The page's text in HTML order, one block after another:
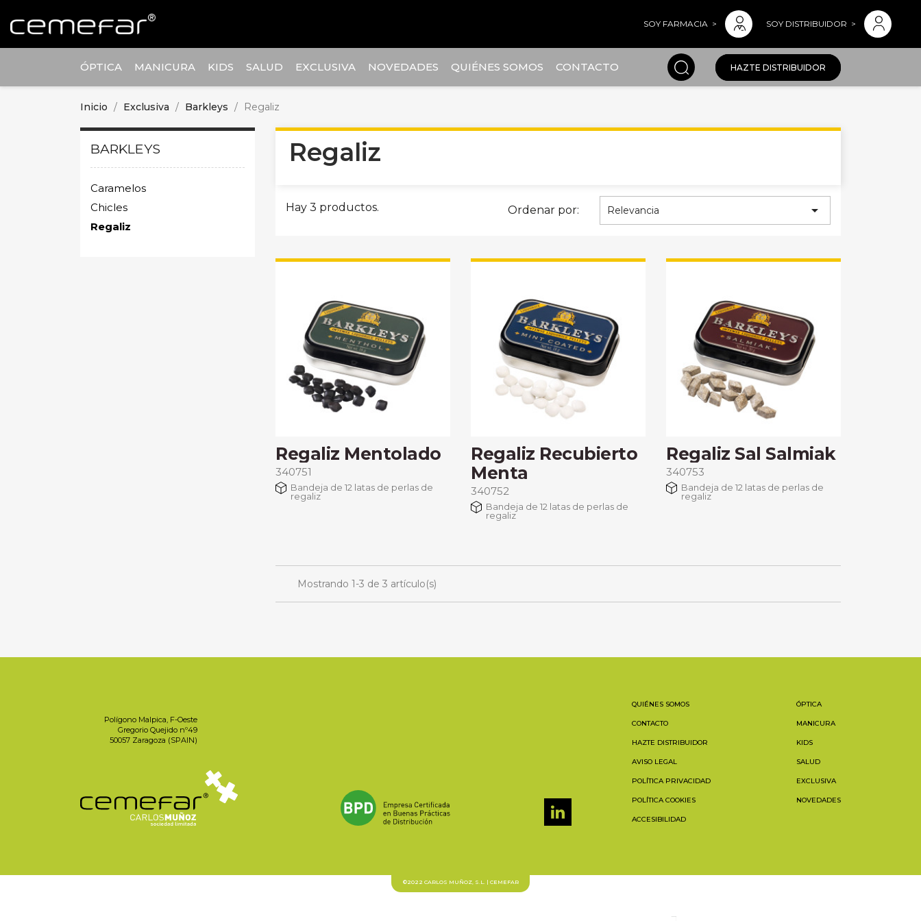
SOY FARMACIA SOY DISTRIBUIDOR
ÓPTICA MANICURA KIDS SALUD EXCLUSIVA NOVEDADES QUIÉNES SOMOS CONTACTO HAZTE DISTRIBUIDOR
Inicio Exclusiva Barkleys Regaliz
BARKLEYS
Caramelos
Chicles
Regaliz
Regaliz
Hay 3 productos. Ordenar por: Relevancia 
Regaliz Mentolado
340751
Bandeja de 12 latas de perlas de
regaliz
Regaliz Recubierto
Menta
340752
Bandeja de 12 latas de perlas de
regaliz
Regaliz Sal Salmiak
340753
Bandeja de 12 latas de perlas de
regaliz
Mostrando 1-3 de 3 artículo(s)
Polígono Malpica, F-Oeste
Gregorio Quejido nº49
50057 Zaragoza (SPAIN)
QUIÉNES SOMOS
CONTACTO
HAZTE DISTRIBUIDOR
AVISO LEGAL
POLÍTICA PRIVACIDAD
POLÍTICA COOKIES
ACCESIBILIDAD
ÓPTICA
MANICURA
KIDS
SALUD
EXCLUSIVA
NOVEDADES
©2022 CARLOS MUÑOZ, S.L. | CEMEFAR